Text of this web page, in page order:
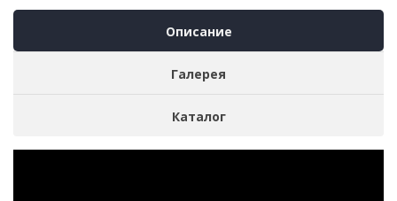
Описание
Галерея
Каталог